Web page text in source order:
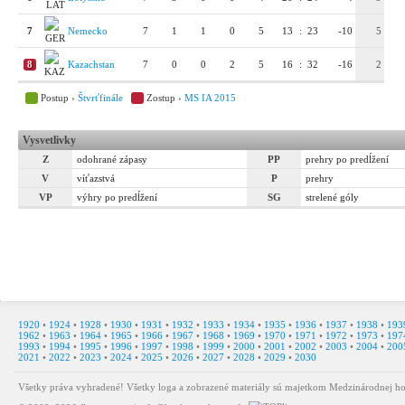
7 Nemecko 7 1 1 0 5 13 : 23 -10 5
8 Kazachstan 7 0 0 2 5 16 : 32 -16 2
Postup › Štvrťfinále Zostup › MS IA 2015
Vysvetlivky
Z odohrané zápasy PP
prehry po predĺžení
V
víťazstvá P
prehry
VP
výhry po predĺžení SG strelené góly
1920 • 1924 • 1928 • 1930 • 1931 • 1932 • 1933 • 1934 • 1935 • 1936 • 1937 • 1938 •
1962 • 1963 • 1964 • 1965 • 1966 • 1967 • 1968 • 1969 • 1970 • 1971 • 1972 • 1973 •
1993 • 1994 • 1995 • 1996 • 1997 • 1998 • 1999 • 2000 • 2001 • 2002 • 2003 • 2004 •
2021 • 2022 • 2023 • 2024 • 2025 • 2026 • 2027 • 2028 • 2029 • 2030
Všetky práva vyhradené! Všetky loga a zobrazené materiály sú majetkom